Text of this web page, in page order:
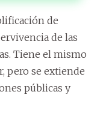
de
de las
Tiene el mismo
pero se extiende
públicas y